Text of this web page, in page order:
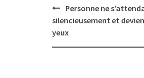
Post
navigation
Personne ne
silencieusement et
yeux